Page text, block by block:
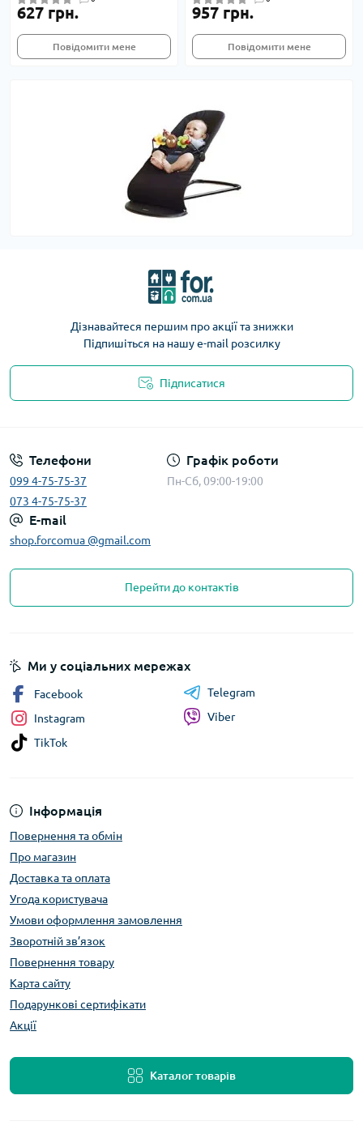
627 грн.
Повідомити мене
957 грн.
Повідомити мене
Дізнавайтеся першим про акції та знижки
Підпишіться на нашу e-mail розсилку
Підписатися
Телефони
099 4-75-75-37
073 4-75-75-37
Графік роботи
Пн-Сб, 09:00-19:00
E-mail
shop.forcomua @gmail.com
Перейти до контактів
Інформація
Повернення та обмін
Про магазин
Доставка та оплата
Угода користувача
Умови оформлення замовлення
Зворотній зв’язок
Повернення товару
Карта сайту
Подарункові сертифікати
Акції
Каталог товарів
Ми у соціальних мережах
Facebook
Instagram
TikTok
Telegram
Viber